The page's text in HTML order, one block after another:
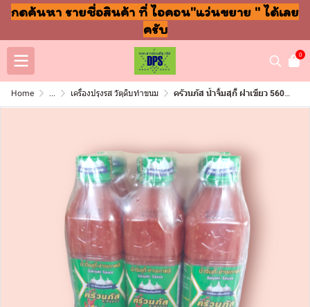
กดค้นหา รายชื่อสินค้า ที่ ไอคอน"แว่นขยาย " ได้เลย
ครับ
0
Home ... เครื่องปรุงรส วัตุดิบทำขนม ครัวนภัส น้ำจิ้มสุกี้ ฝาเขียว 560กรัม (แพ็ค6ขวด)